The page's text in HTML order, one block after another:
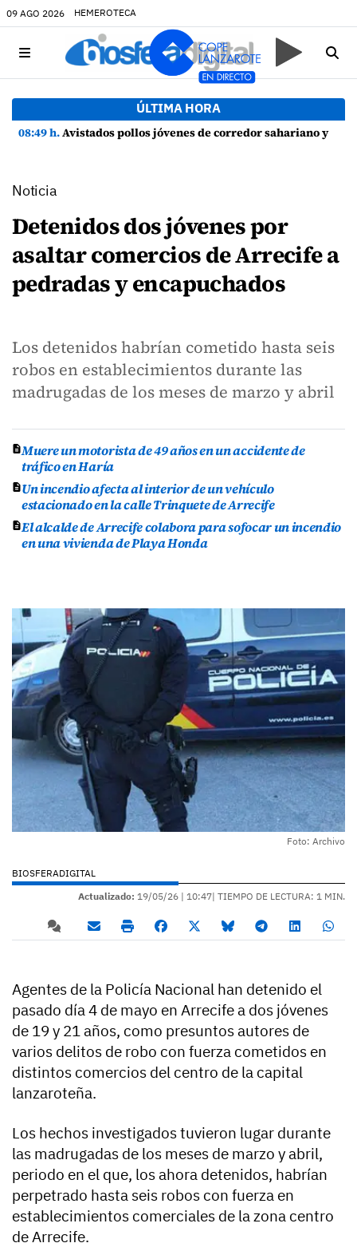
09 AGO 2026 HEMEROTECA
ÚLTIMA HORA
08:49 h.Avistados pollos jóvenes de corredor sahariano y episodios de cortejo de hubara cerca del rally de Lanzarote
Noticia
Detenidos dos jóvenes por
asaltar comercios de Arrecife a
pedradas y encapuchados
Los detenidos habrían cometido hasta seis
robos en establecimientos durante las
madrugadas de los meses de marzo y abril
Muere un motorista de 49 años en un accidente de
tráfico en Haría
Un incendio afecta al interior de un vehículo
estacionado en la calle Trinquete de Arrecife
El alcalde de Arrecife colabora para sofocar un incendio
en una vivienda de Playa Honda
Foto: Archivo
BIOSFERADIGITAL
Actualizado: 19/05/26 | 10:47| TIEMPO DE LECTURA: 1 MIN.
Agentes de la Policía Nacional han detenido el
pasado día 4 de mayo en Arrecife a dos jóvenes
de 19 y 21 años, como presuntos autores de
varios delitos de robo con fuerza cometidos en
distintos comercios del centro de la capital
lanzaroteña.
Los hechos investigados tuvieron lugar durante
las madrugadas de los meses de marzo y abril,
periodo en el que, los ahora detenidos, habrían
perpetrado hasta seis robos con fuerza en
establecimientos comerciales de la zona centro
de Arrecife.